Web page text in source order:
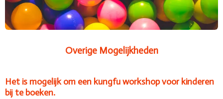
Overige Mogelijkheden
Het is mogelijk om een kungfu workshop voor kinderen
bij te boeken.